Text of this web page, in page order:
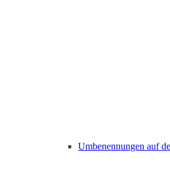
Umbenennungen auf